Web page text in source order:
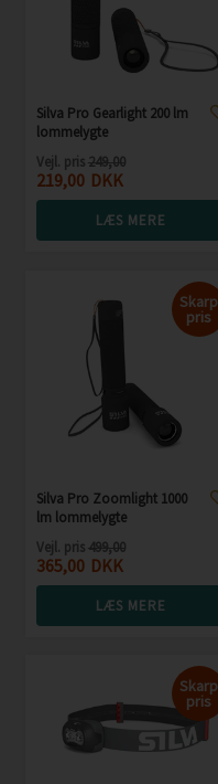
Silva Pro Gearlight 200 lm
lommelygte
Vejl. pris249,00
219,00 DKK
LÆS MERE
Skarp
pris
Silva Pro Zoomlight 1000
lm lommelygte
Vejl. pris499,00
365,00 DKK
LÆS MERE
Skarp
pris